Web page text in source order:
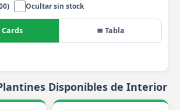
Ocultar sin stock
≣ Tabla
Disponibles de Interior